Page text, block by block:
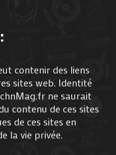
contenir des liens
sites web. Identité
ne saurait
contenu de ces sites
de ces sites en
la vie privée.